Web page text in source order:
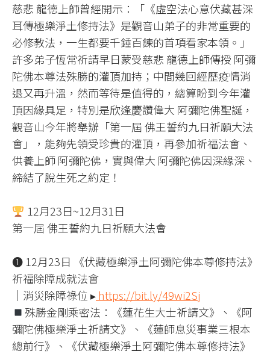
慈悲 龍德上師曾經開示：「《虛空法心意伏藏甚深
耳傳極樂淨土修持法》是觀音山弟子的非常重要的
必修教法，一生都要千錘百鍊的首項看家本領。」
許多弟子恆常祈請早日蒙受慈悲 龍德上師傳授 阿彌
陀佛本尊法殊勝的灌頂加持；中間幾回經歷疫情消
退又再升溫，然而等待是值得的，總算盼到今年灌
頂因緣具足，特別是欣逢慶讚偉大 阿彌陀佛聖誕，
觀音山今年將舉辦「第一屆 佛王誓約九日祈願大法
會」，能夠先領受珍貴的灌頂，再參加祈福法會、
供養上師 阿彌陀佛，實與偉大 阿彌陀佛因深緣深、
締結了脫生死之約定！
12月23日~12月31日
第一屆 佛王誓約九日祈願大法會
❶ 12月23日 《伏藏極樂淨土阿彌陀佛本尊修持法》
祈福除障成就法會
｜消災除障祿位 ▸https://bit.ly/49wi2Sj
殊勝金剛乘密法：《蓮花生大士祈請文》、《阿
彌陀佛極樂淨土祈請文》、《蓮師息災事業三根本
總前行》、《伏藏極樂淨土阿彌陀佛本尊修持法》